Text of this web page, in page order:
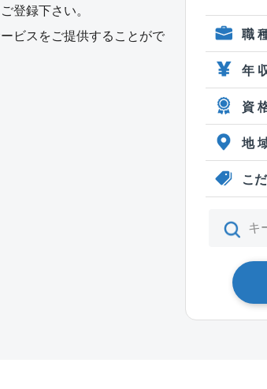
登録下さい。
ビスをご提供することがで
職
年
資
地
こ